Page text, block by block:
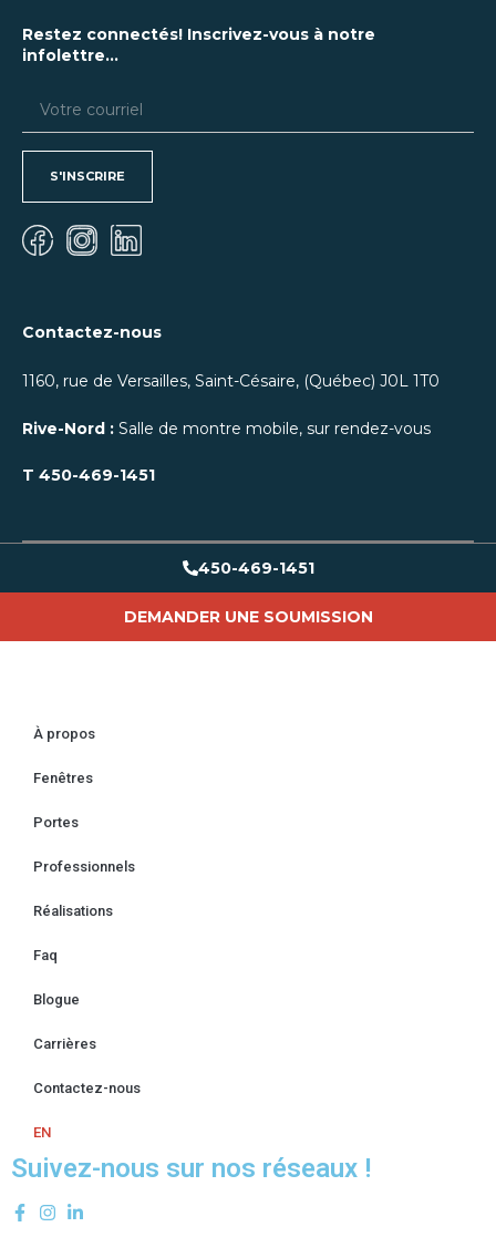
Restez connectés! Inscrivez-vous à notre
infolettre...
S'INSCRIRE
Contactez-nous
1160, rue de Versailles, Saint-Césaire, (Québec) J0L 1T0
Rive-Nord : Salle de montre mobile, sur rendez-vous
T 450-469-1451
450-469-1451
DEMANDER UNE SOUMISSION
À propos
Fenêtres
Portes
Professionnels
Réalisations
Faq
Blogue
Carrières
Contactez-nous
EN
Suivez-nous sur nos réseaux !